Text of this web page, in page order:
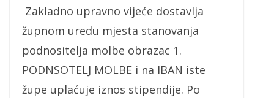
Zakladno upravno vijeće dostavlja
župnom uredu mjesta stanovanja
podnositelja molbe obrazac 1.
PODNSOTELJ MOLBE i na IBAN iste
župe uplaćuje iznos stipendije. Po